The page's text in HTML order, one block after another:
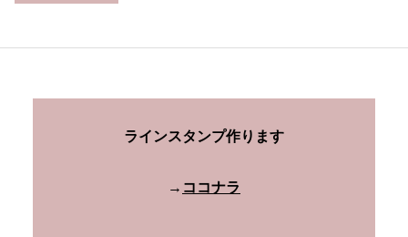
ラインスタンプ作ります
→ ココナラ